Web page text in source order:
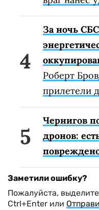
За ночь
Роберт
прилетели
Чернигов
дронов:
Заметили ошибку?
Пожалуйста,
Ctrl+Enter или